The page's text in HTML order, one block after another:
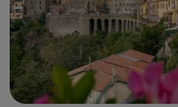
un souvenir memorabile